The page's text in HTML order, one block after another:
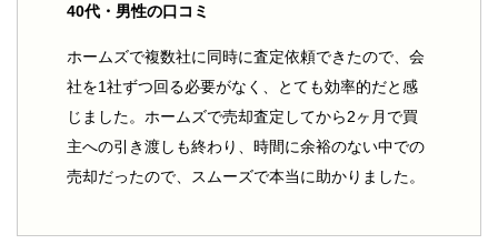
40代・男性の口コミ
ホームズで複数社に同時に査定依頼できたので、会
社を1社ずつ回る必要がなく、とても効率的だと感
じました。ホームズで売却査定してから2ヶ月で買
主への引き渡しも終わり、時間に余裕のない中での
売却だったので、スムーズで本当に助かりました。